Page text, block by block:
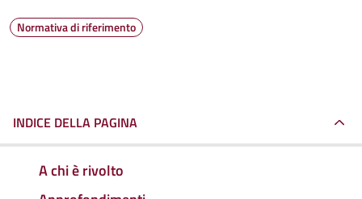
Normativa di riferimento
INDICE DELLA PAGINA
A chi è rivolto